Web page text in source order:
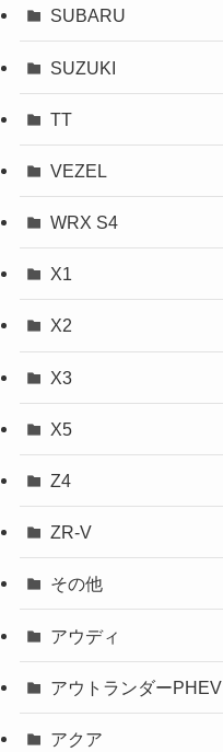
SUBARU
SUZUKI
TT
VEZEL
WRX S4
X1
X2
X3
X5
Z4
ZR-V
その他
アウディ
アウトランダーPHEV
アクア